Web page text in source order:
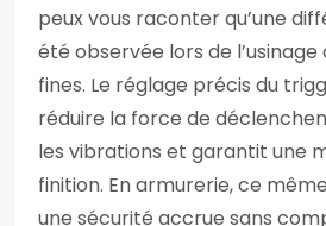
peux vous raconter qu’une
été observée lors de
fines. Le réglage précis du
réduire la force de
les vibrations et garantit une
finition. En armurerie, ce
une sécurité accrue sans